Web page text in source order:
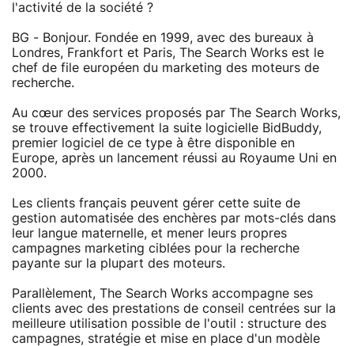
l'activité de la société ?
BG - Bonjour. Fondée en 1999, avec des bureaux à
Londres, Frankfort et Paris, The Search Works est le
chef de file européen du marketing des moteurs de
recherche.
Au cœur des services proposés par The Search Works,
se trouve effectivement la suite logicielle BidBuddy,
premier logiciel de ce type à être disponible en
Europe, après un lancement réussi au Royaume Uni en
2000.
Les clients français peuvent gérer cette suite de
gestion automatisée des enchères par mots-clés dans
leur langue maternelle, et mener leurs propres
campagnes marketing ciblées pour la recherche
payante sur la plupart des moteurs.
Parallèlement, The Search Works accompagne ses
clients avec des prestations de conseil centrées sur la
meilleure utilisation possible de l'outil : structure des
campagnes, stratégie et mise en place d'un modèle